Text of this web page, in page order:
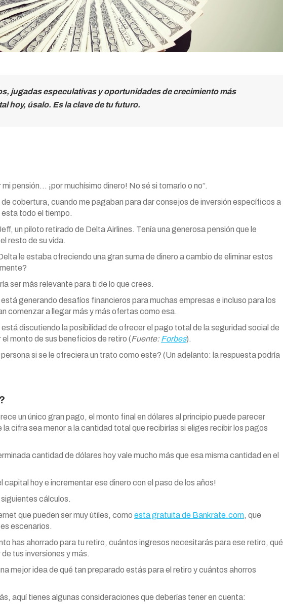
jugadas especulativas y oportunidades de crecimiento más
hoy, úsalo. Es la clave de tu futuro.
pensión… ¡por muchísimo dinero! No sé si tomarlo o no”.
cobertura, cuando me pagaban para dar consejos de inversión específicos a
todo el tiempo.
un piloto retirado de Delta Airlines. Tenía una generosa pensión que le
resto de su vida.
le estaba ofreciendo una gran suma de dinero a cambio de eliminar estos
ser más relevante para ti de lo que crees.
generando desafíos financieros para muchas empresas e incluso para los
comenzar a llegar más y más ofertas como esa.
discutiendo la posibilidad de ofrecer el pago total de la seguridad social de
monto de sus beneficios de retiro (Fuente: Forbes).
si se le ofreciera un trato como este? (Un adelanto: la respuesta podría
un único gran pago, el monto final en dólares al principio puede parecer
cifra sea menor a la cantidad total que recibirías si eliges recibir los pagos
cantidad de dólares hoy vale mucho más que esa misma cantidad en el
capital hoy e incrementar ese dinero con el paso de los años!
cálculos.
que pueden ser muy útiles, como esta gratuita de Bankrate.com, que
escenarios.
has ahorrado para tu retiro, cuántos ingresos necesitarás para ese retiro, qué
tus inversiones y más.
mejor idea de qué tan preparado estás para el retiro y cuántos ahorros
aquí tienes algunas consideraciones que deberías tener en cuenta: